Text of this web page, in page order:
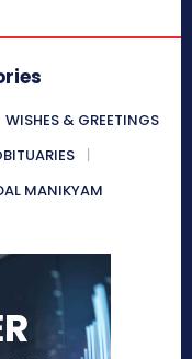
WISHES & GREETINGS
MANIKYAM